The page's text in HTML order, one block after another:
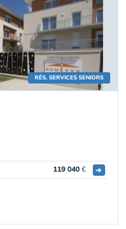
RÉS. SERVICES SENIORS
119 040 € ➔